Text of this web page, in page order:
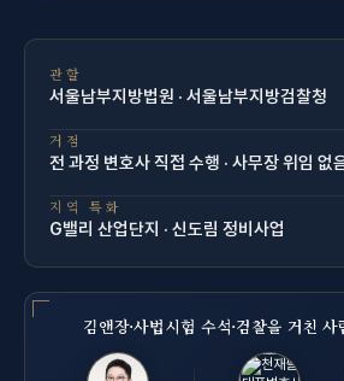
관할
서울남부지방법원 · 서울남부지방검찰청
거점
전 과정 변호사 직접 수행 · 사무장 위임 없
지역 특화
G밸리 산업단지 · 신도림 정비사업
김앤장·사법시험 수석·검찰을 거친